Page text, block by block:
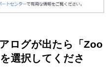
ログが出たら「Zoo
選択してくださ